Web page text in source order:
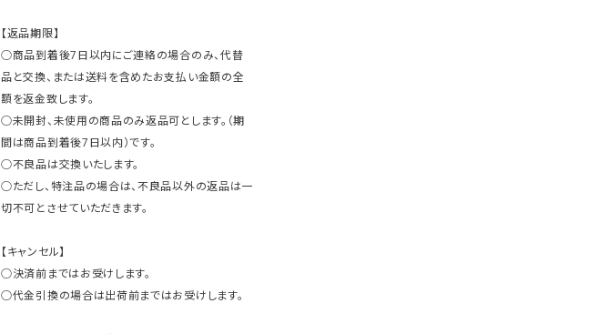
【返品期限】
○商品到着後7日以内にご連絡の場合のみ、代替
品と交換、または送料を含めたお支払い金額の全
額を返金致します。
○未開封、未使用の商品のみ返品可とします。（期
間は商品到着後7日以内）です。
○不良品は交換いたします。
○ただし、特注品の場合は、不良品以外の返品は一
切不可とさせていただきます。
【キャンセル】
○決済前まではお受けします。
○代金引換の場合は出荷前まではお受けします。